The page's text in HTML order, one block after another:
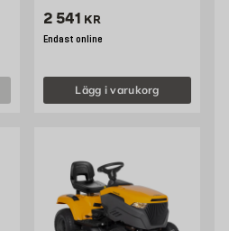
Pris 2541 kr
2 541 KR
Endast online
Lägg i varukorg